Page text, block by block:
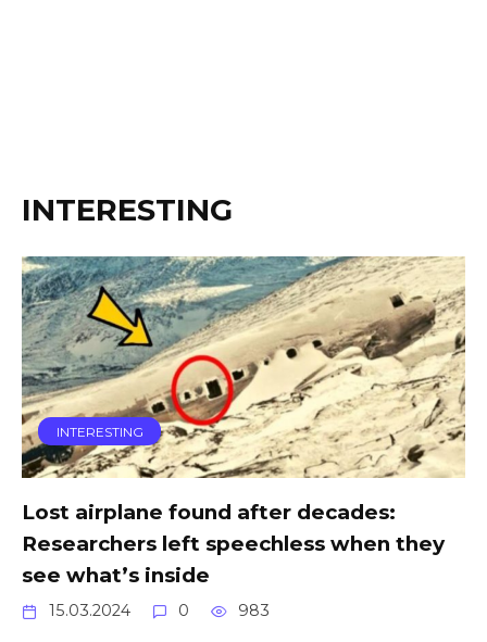
INTERESTING
INTERESTING
Lost airplane found after decades:
Researchers left speechless when they
see what’s inside
15.03.2024 0 983